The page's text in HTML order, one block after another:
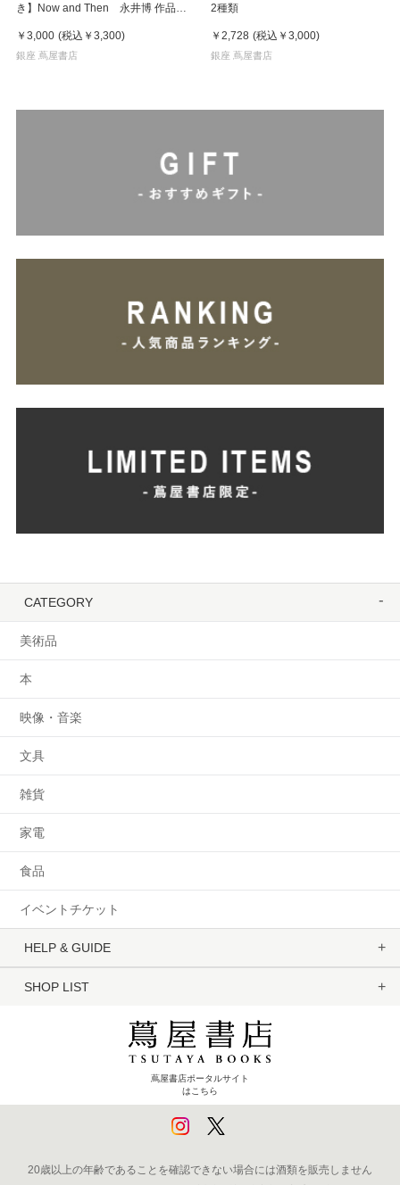
き】Now and Then 永井博 作品
￥3,000 (税込 ￥3,300)
銀座 蔦屋書店
2種類
￥2,728 (税込 ￥3,000)
銀座 蔦屋書店
CATEGORY
美術品
本
映像・音楽
文具
雑貨
家電
食品
イベントチケット
HELP & GUIDE
SHOP LIST
蔦屋書店ポータルサイト
はこちら
20歳以上の年齢であることを確認できない場合には酒類を販売しません